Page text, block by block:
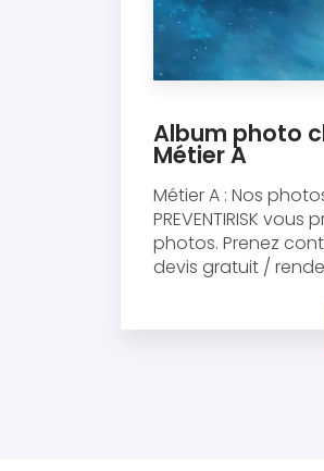
Album photo
Métier A
Métier A : Nos
PREVENTIRISK
photos. Prenez
devis gratuit /